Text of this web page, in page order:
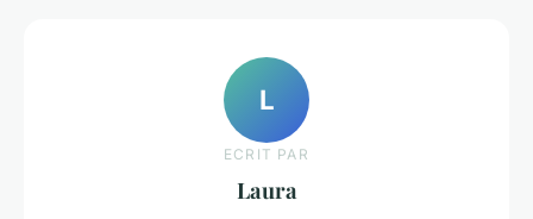
L
ECRIT PAR
Laura